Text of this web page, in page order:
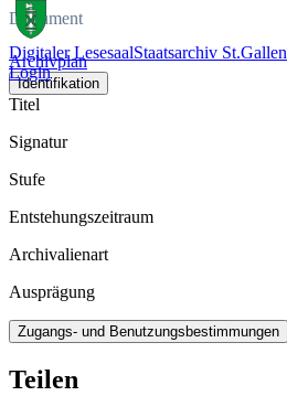
Digitaler LesesaalStaatsarchiv St.Gallen
Login
Dokument
Archivplan
Identifikation
Titel
Signatur
Stufe
Entstehungszeitraum
Archivalienart
Ausprägung
Zugangs- und Benutzungsbestimmungen
Teilen